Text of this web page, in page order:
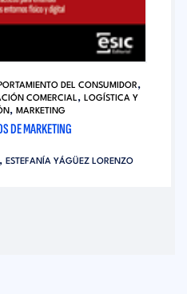
DEL CONSUMIDOR,
COMERCIAL, LOGÍSTICA Y
, MARKETING
DE MARKETING
, ESTEFANÍA YÁGÜEZ LORENZO